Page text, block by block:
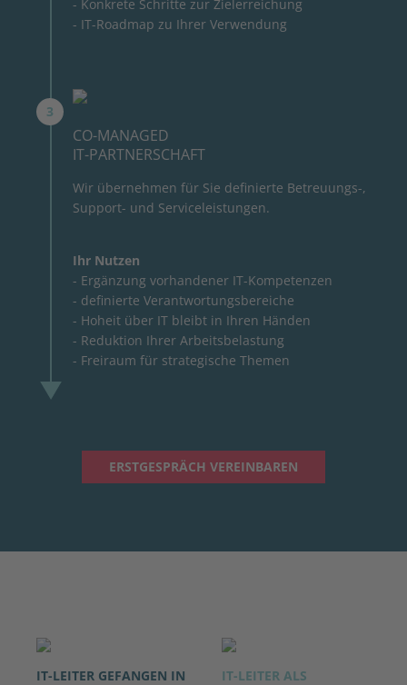
- Konkrete Schritte zur Zielerreichung
- IT-Roadmap zu Ihrer Verwendung
CO-MANAGED
IT-PARTNERSCHAFT
Wir übernehmen für Sie definierte Betreuungs-,
Support- und Serviceleistungen.
Ihr Nutzen
- Ergänzung vorhandener IT-Kompetenzen
- definierte Verantwortungsbereiche
- Hoheit über IT bleibt in Ihren Händen
- Reduktion Ihrer Arbeitsbelastung
- Freiraum für strategische Themen
ERSTGESPRÄCH VEREINBAREN
IT-LEITER GEFANGEN IN
IT-LEITER ALS